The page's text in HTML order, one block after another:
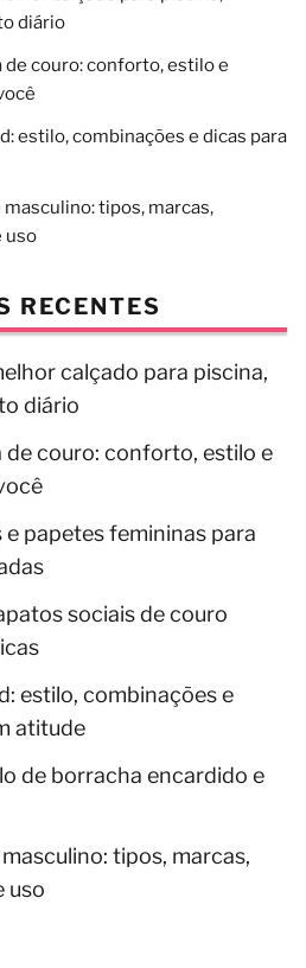
diário
de couro: conforto, estilo e
estilo, combinações e dicas para
tipos, marcas,
uso
RECENTES
calçado para piscina,
diário
de couro: conforto, estilo e
e papetes femininas para
sociais de couro
estilo, combinações e
atitude
de borracha encardido e
tipos, marcas,
uso